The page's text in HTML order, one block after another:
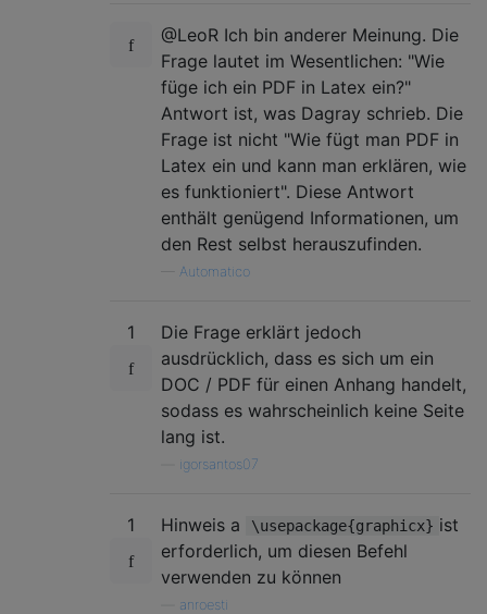
@LeoR Ich bin anderer Meinung. Die
Frage lautet im Wesentlichen: "Wie
füge ich ein PDF in Latex ein?"
Antwort ist, was Dagray schrieb. Die
Frage ist nicht "Wie fügt man PDF in
Latex ein und kann man erklären, wie
es funktioniert". Diese Antwort
enthält genügend Informationen, um
den Rest selbst herauszufinden.
Automatico
1
Die Frage erklärt jedoch
ausdrücklich, dass es sich um ein
DOC / PDF für einen Anhang handelt,
sodass es wahrscheinlich keine Seite
lang ist.
igorsantos07
1 Hinweis a \usepackage{graphicx} ist
erforderlich, um diesen Befehl
verwenden zu können
anroesti